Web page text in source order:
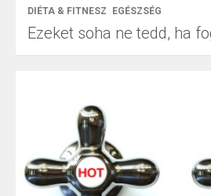
DIÉTA & FITNESZ EGÉSZSÉG
Ezeket soha ne tedd, ha